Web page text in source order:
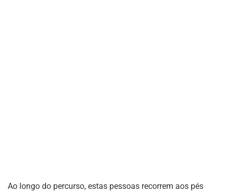
Ao longo do percurso, estas pessoas recorrem aos pés